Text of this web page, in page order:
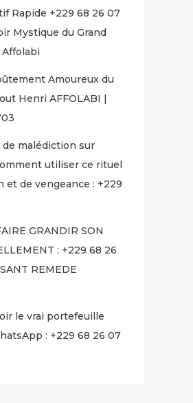
Rapide +229 68 26 07
Mystique du Grand
Amoureux du
Henri AFFOLABI |
malédiction sur
utiliser ce rituel
et de vengeance : +229
GRANDIR SON
: +229 68 26
REMEDE
le vrai portefeuille
: +229 68 26 07